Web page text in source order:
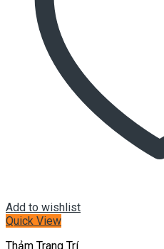
Add to wishlist
Quick View
Thảm Trang Trí